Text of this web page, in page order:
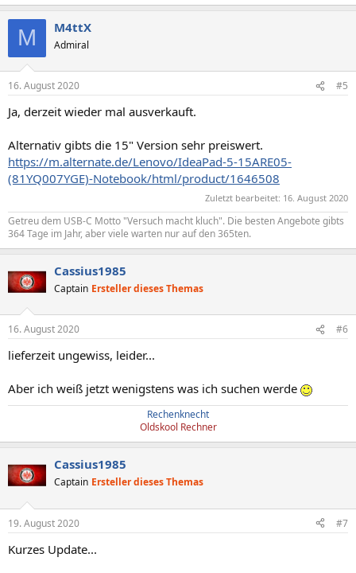
M M4ttX
Admiral
16. August 2020 #5
Ja, derzeit wieder mal ausverkauft.
Alternativ gibts die 15" Version sehr preiswert.
https://m.alternate.de/Lenovo/IdeaPad-5-15ARE05-
(81YQ007YGE)-Notebook/html/product/1646508
Zuletzt bearbeitet: 16. August 2020
Getreu dem USB-C Motto "Versuch macht kluch". Die besten Angebote gibts
364 Tage im Jahr, aber viele warten nur auf den 365ten.
Cassius1985
Captain Ersteller dieses Themas
16. August 2020 #6
lieferzeit ungewiss, leider...
Aber ich weiß jetzt wenigstens was ich suchen werde
Rechenknecht
Oldskool Rechner
Cassius1985
Captain Ersteller dieses Themas
19. August 2020 #7
Kurzes Update...